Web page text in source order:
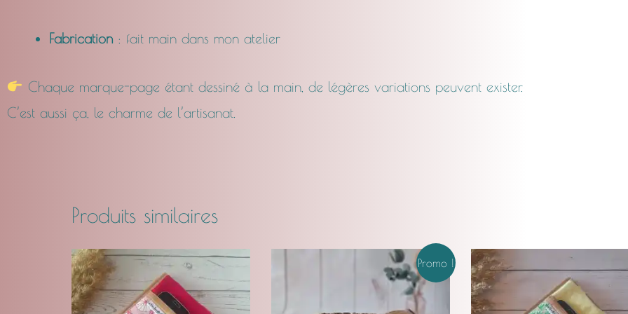
Fabrication : fait main dans mon atelier
Chaque marque-page étant dessiné à la main, de légères variations peuvent exister.
C’est aussi ça, le charme de l’artisanat.
Produits similaires
Plage
prix :
CHF24.00
Ce
produit
Promo !
Le
prix
actuel
est :
de